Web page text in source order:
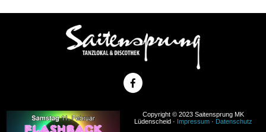
Copyright © 2023 Saitensprung MK
Lüdenscheid · Impressum · Datenschutz